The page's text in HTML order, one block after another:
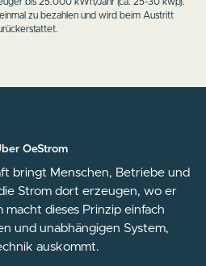
bis 25.000 kWh/Jahr (ca. 25-30 kwp).
zu bezahlen und wird beim Austritt
OeStrom
bringt Menschen, Betriebe und
Strom dort erzeugen, wo er
dieses Prinzip einfach
und unabhängigen System,
auskommt.